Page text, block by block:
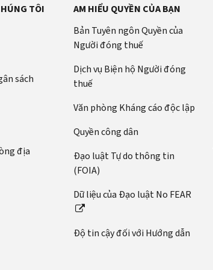
TÔI
sách
địa
AM HIỂU QUYỀN CỦA BẠN
Bản Tuyên ngôn Quyền của
Người đóng thuế
Dịch vụ Biện hộ Người đóng
thuế
Văn phòng Kháng cáo độc lập
Quyền công dân
Đạo luật Tự do thông tin
(FOIA)
Dữ liệu của Đạo luật No FEAR
Độ tin cậy đối với Hướng dẫn